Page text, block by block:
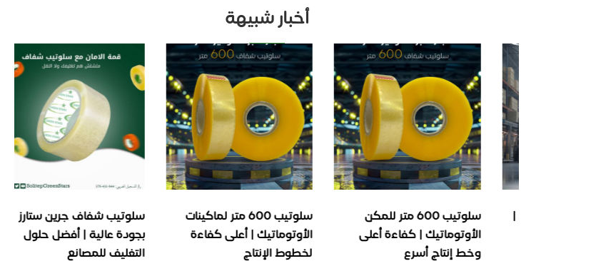
أخبار شبيهة
سلوتيب 600 متر للمكن
الأوتوماتيك | كفاءة أعلى
وخط إنتاج أسرع
سلوتيب 600 متر لماكينات
الأوتوماتيك | أعلى كفاءة
لخطوط الإنتاج
سلوتيب شفاف جرين ستارز
بجودة عالية | أفضل حلول
التغليف للمصانع